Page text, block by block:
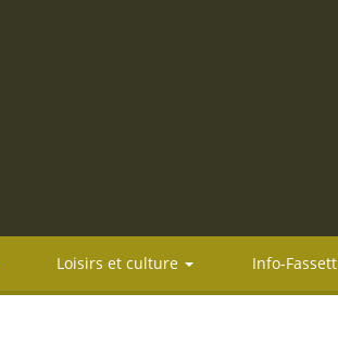
Loisirs et culture Info-Fassett